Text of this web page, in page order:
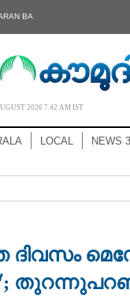
BA
2026 7.42 AM IST
LOCAL NEWS